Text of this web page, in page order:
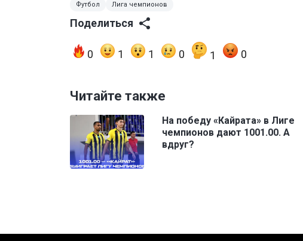
Футбол Лига чемпионов
Поделиться
0 1 1 0 1 0
Читайте также
На победу «Кайрата» в Лиге
чемпионов дают 1001.00. А
вдруг?